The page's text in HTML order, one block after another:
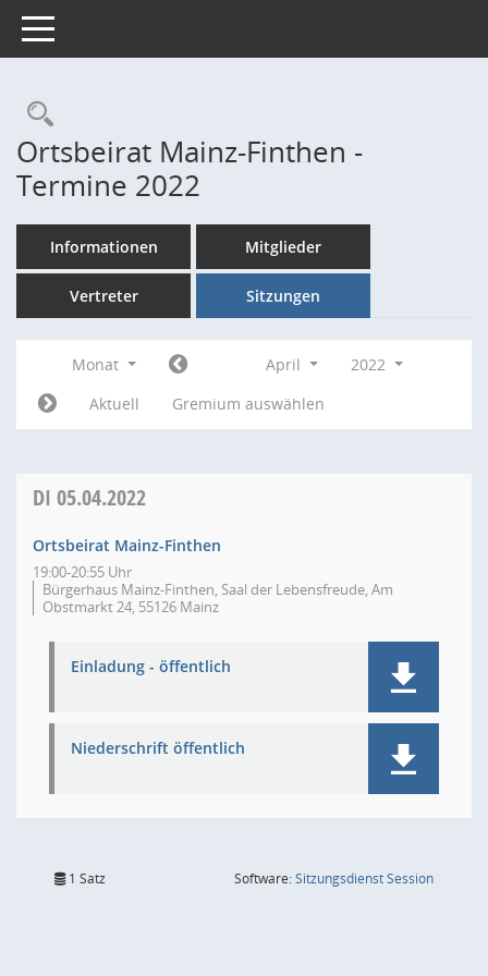
Toggle navigation
Rechercheauswahl
Ortsbeirat Mainz-Finthen -
Termine 2022
Informationen Mitglieder
Vertreter Sitzungen
Monat April
2022
Aktuell
Gremium auswählen
DI 05.04.2022
Ortsbeirat Mainz-Finthen
19:00-20:55 Uhr
Bürgerhaus Mainz-Finthen, Saal der Lebensfreude, Am
Obstmarkt 24, 55126 Mainz
Einladung - öffentlich
Niederschrift öffentlich
1 Satz Software:SitzungsdienstSession(Wird in